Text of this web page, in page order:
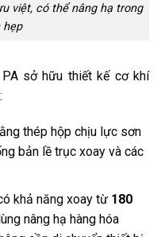
việt, có thể nâng hạ trong
hẹp
sở hữu thiết kế cơ khí
thép hộp chịu lực sơn
bản lề trục xoay và các
khả năng xoay từ 180
nâng hạ hàng hóa